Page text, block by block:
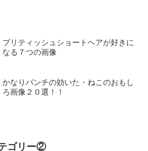
ブリティッシュショートヘアが好きに
なる７つの画像
かなりパンチの効いた・ねこのおもし
ろ画像２０選！！
ゴリー②